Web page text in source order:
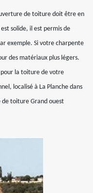
de toiture doit être en
solide, il est permis de
exemple. Si votre charpente
des matériaux plus légers.
pour la toiture de votre
localisé à La Planche dans
de toiture Grand ouest